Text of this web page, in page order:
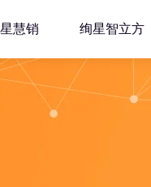
慧销 绚星智立方